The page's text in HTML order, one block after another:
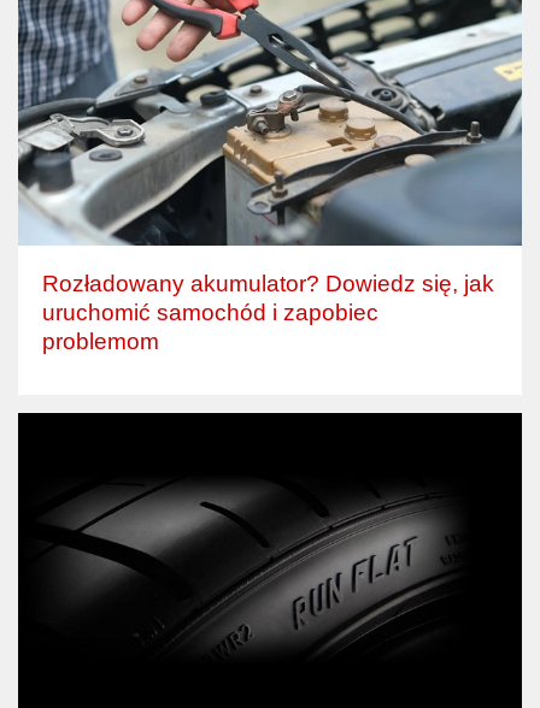
Rozładowany akumulator? Dowiedz się, jak
uruchomić samochód i zapobiec
problemom